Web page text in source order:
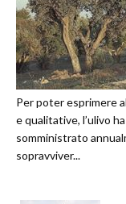
Per poter esprimere
e qualitative, l’ulivo
somministrato
sopravviver...